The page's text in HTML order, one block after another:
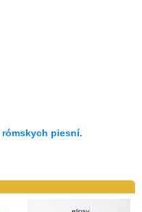
rómskych piesní.